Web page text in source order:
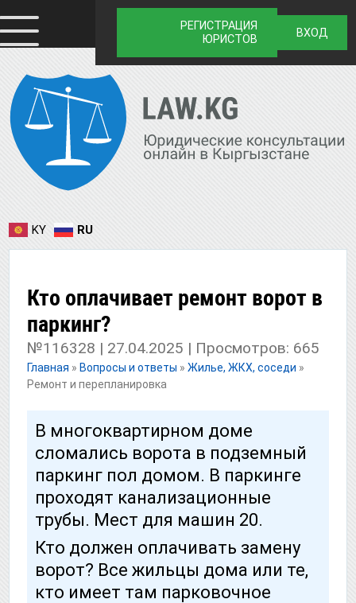
РЕГИСТРАЦИЯ
ЮРИСТОВ
ВХОД
KY RU
Кто оплачивает ремонт ворот в
паркинг?
№116328 | 27.04.2025 | Просмотров: 665
Главная » Вопросы и ответы » Жилье, ЖКХ, соседи »
Ремонт и перепланировка
В многоквартирном доме
сломались ворота в подземный
паркинг пол домом. В паркинге
проходят канализационные
трубы. Мест для машин 20.
Кто должен оплачивать замену
ворот? Все жильцы дома или те,
кто имеет там парковочное